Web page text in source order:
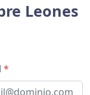
Leones
*